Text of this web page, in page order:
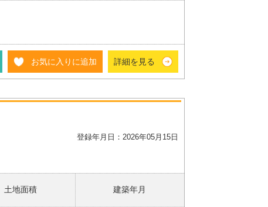
お気に入りに追加 詳細を見る
登録年月日：2026年05月15日
土地面積 建築年月